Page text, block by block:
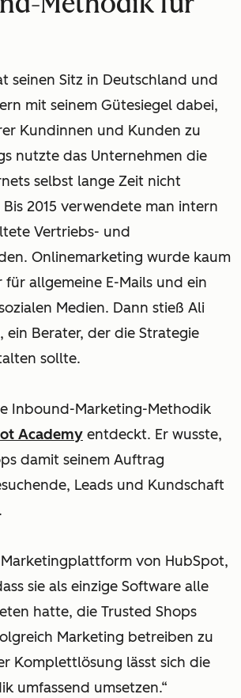
seinen Sitz in Deutschland und
mit seinem Gütesiegel dabei,
Kundinnen und Kunden zu
nutzte das Unternehmen die
selbst lange Zeit nicht
2015 verwendete man intern
Vertriebs- und
Onlinemarketing wurde kaum
allgemeine E-Mails und ein
Medien. Dann stieß Ali
ein Berater, der die Strategie
sollte.
Inbound-Marketing-Methodik
Academy entdeckt. Er wusste,
damit seinem Auftrag
Leads und Kundschaft
von HubSpot,
sie als einzige Software alle
hatte, die Trusted Shops
Marketing betreiben zu
Komplettlösung lässt sich die
umfassend umsetzen.“